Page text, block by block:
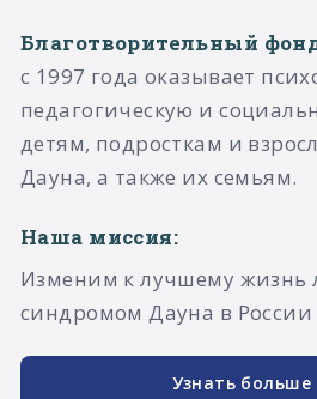
Благотворительный
с 1997 года оказывает
педагогическую и
детям, подросткам и
Дауна, а также их семьям.​
Наша миссия:
Изменим к лучшему жизнь
синдромом Дауна в России
Узнать больше